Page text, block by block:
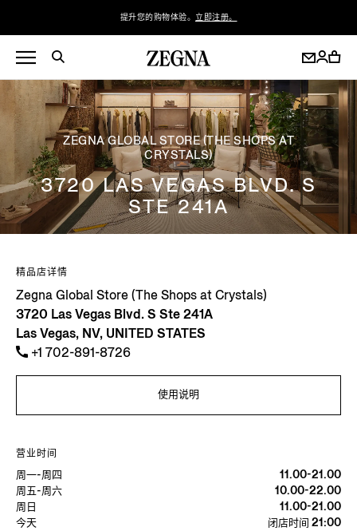
提升您的购物体验。 立即注册。
ZEGNA GLOBAL STORE (THE SHOPS AT
CRYSTALS)
3720 LAS VEGAS BLVD. S
STE 241A
精品店详情
Zegna Global Store (The Shops at Crystals)
3720 Las Vegas Blvd. S Ste 241A
Las Vegas, NV, UNITED STATES
+1 702-891-8726
使用说明
营业时间
周一-周四
11.00-21.00
周五-周六
10.00-22.00
周日
11.00-21.00
今天
闭店时间 21:00